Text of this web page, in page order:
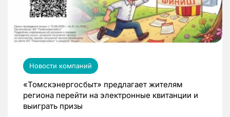
Новости компаний
«Томскэнергосбыт» предлагает жителям
региона перейти на электронные квитанции и
выиграть призы